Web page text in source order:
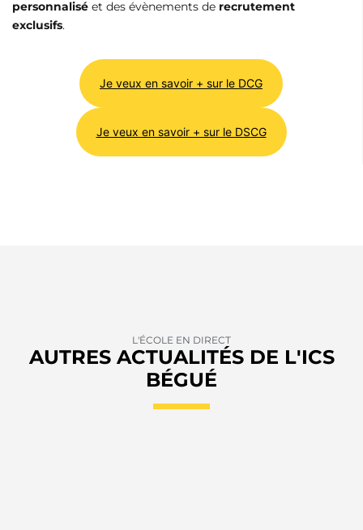
personnalisé et des évènements de recrutement
exclusifs.
Je veux en savoir + sur le DCG
Je veux en savoir + sur le DSCG
L'ÉCOLE EN DIRECT
AUTRES ACTUALITÉS DE L'ICS
BÉGUÉ